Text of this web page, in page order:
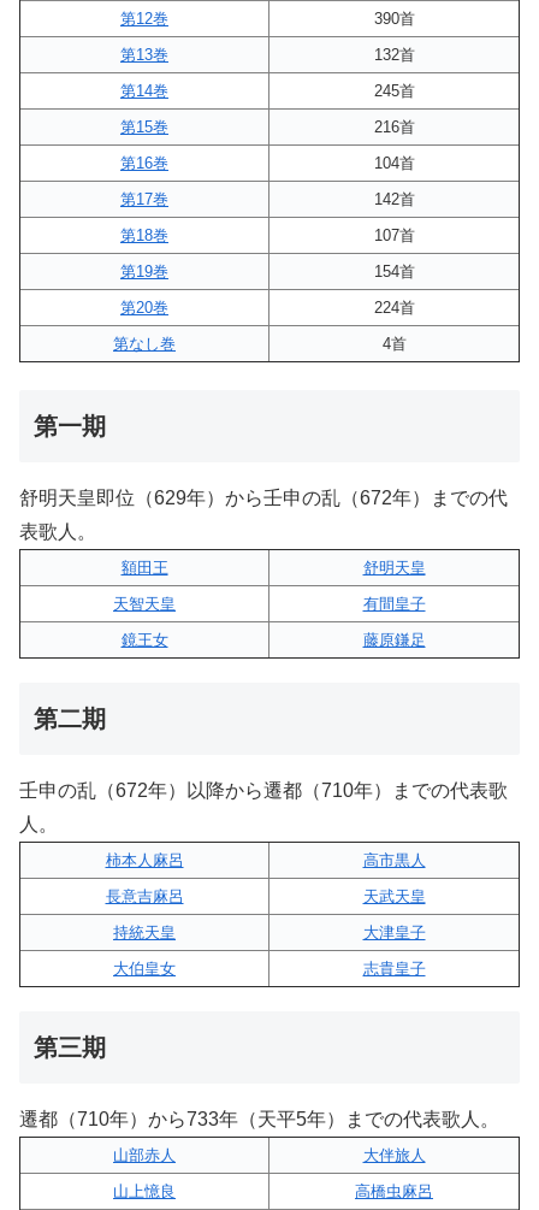
第12巻
390首
第13巻
132首
第14巻
245首
第15巻
216首
第16巻
104首
第17巻
142首
第18巻
107首
第19巻
154首
第20巻
224首
第なし巻
4首
第一期
舒明天皇即位（629年）から壬申の乱（672年）までの代
表歌人。
額田王
舒明天皇
天智天皇
有間皇子
鏡王女
藤原鎌足
第二期
壬申の乱（672年）以降から遷都（710年）までの代表歌
人。
柿本人麻呂
高市黒人
長意吉麻呂
天武天皇
持統天皇
大津皇子
大伯皇女
志貴皇子
第三期
遷都（710年）から733年（天平5年）までの代表歌人。
山部赤人
大伴旅人
山上憶良
高橋虫麻呂